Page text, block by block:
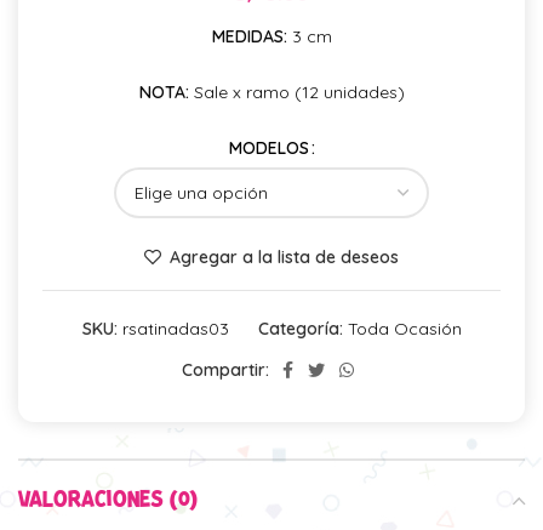
MEDIDAS: 3 cm
NOTA: Sale x ramo (12 unidades)
MODELOS
Agregar a la lista de deseos
SKU: rsatinadas03 Categoría: Toda Ocasión
Compartir:
VALORACIONES (0)